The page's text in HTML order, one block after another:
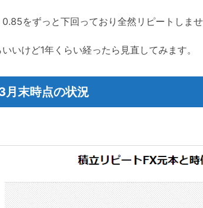
をずっと下回っており全然リピートしませ
いけど1年くらい経ったら見直してみます。
末時点の状況